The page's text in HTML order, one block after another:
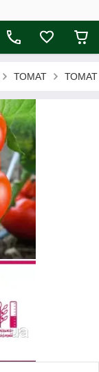
ТОМАТ ТОМАТ